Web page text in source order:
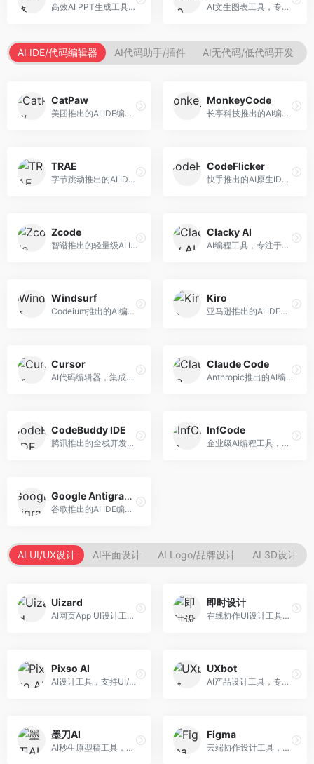
高效AI PPT生成工具，专注于演示文稿智能创作。面向职场人士，支持主题输入、内容生成、设计美化等功能，PPT制作效率高。 AI文生图表工具，专注于数据可视化展示。面向数据分析师和职场人士，提供图表生成、数据可视化、PPT嵌入等服务，数据展示专业。
AI IDE/代码编辑器 AI代码助手/插件 AI无代码/低代码开发
CatPaw
美团推出的AI IDE编程工具，专注于本地开发生态。面向开发者，提供智能代码补全、代码生成、项目管理等服务，本地开发体验好。
MonkeyCode
长亭科技推出的AI编程助手，专注于安全开发。面向开发者，提供代码生成、安全检测、漏洞修复等服务，安全开发能力强。
TRAE
字节跳动推出的AI IDE编程工具，深度集成大模型能力。面向开发者，提供智能代码补全、代码解释、重构优化等服务，编程效率显著提升。
CodeFlicker
快手推出的AI原生IDE，专注于短视频相关开发。面向快手生态开发者，提供代码生成、调试辅助等服务，与快手开发生态深度整合。
Zcode
智谱推出的轻量级AI IDE，基于GLM模型。面向开发者，提供智能代码补全、代码生成、错误检测等服务，中文编程支持好。
Clacky AI
AI编程工具，专注于代码智能生成与优化。面向开发者，提供代码生成、代码重构、错误修复等服务，编程效率高。
Windsurf
Codeium推出的AI编程工具，专注于代码智能辅助。面向开发者，提供代码补全、代码生成、代码解释等服务，多语言支持完善。
Kiro
亚马逊推出的AI IDE，深度整合AWS云服务。面向AWS开发者，提供代码生成、云服务集成、部署自动化等服务，与AWS生态无缝衔接。
Cursor
AI代码编辑器，集成GPT-4模型，专注于智能编程辅助。面向开发者，提供代码生成、代码解释、错误修复等服务，编程体验流畅，开发效率高。
Claude Code
Anthropic推出的AI编程工具，基于Claude模型。面向开发者，提供代码生成、代码审查、调试辅助等服务，代码质量高，推理能力强。
CodeBuddy IDE
腾讯推出的全栈开发AI IDE，整合腾讯云服务。面向开发者，提供代码生成、调试辅助、部署服务等功能，与腾讯云生态深度整合。
InfCode
企业级AI编程工具，专注于团队协作开发。面向企业开发团队，提供代码生成、代码审查、团队协作等服务，企业级功能完善。
Google Antigravity
谷歌推出的AI IDE编程智能体，整合Google Cloud服务。面向谷歌生态开发者，提供智能编程辅助、云服务集成等功能。
AI UI/UX设计 AI平面设计 AI Logo/品牌设计 AI 3D设计
Uizard
AI网页App UI设计工具，专注于快速界面生成。面向产品经理和设计师，提供线框图转UI、界面生成、设计优化等服务，设计速度快。
即时设计
在线协作UI设计工具，整合AI设计功能。面向设计师和产品团队，提供界面设计、原型制作、设计资源库等服务，国产协作设计平台。
Pixso AI
AI设计工具，支持UI/UX设计全流程。面向设计师和产品团队，提供界面生成、设计优化、协作评审等服务，国产替代方案，团队协作便捷。
UXbot
AI产品设计工具，专注于用户体验优化。面向UX设计师，提供用户研究、设计建议、可用性测试等服务，UX设计支持完善。
墨刀AI
AI秒生原型稿工具，专注于快速原型设计。面向产品经理和设计师，提供原型生成、交互设计、团队协作等服务，原型制作效率高。
Figma
云端协作设计工具，整合AI设计辅助功能。面向UI/UX设计师和产品团队，提供界面设计、原型制作、团队协作等服务，协作功能强大，是UI设计领域的标杆产品。